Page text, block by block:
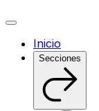
Inicio
Secciones